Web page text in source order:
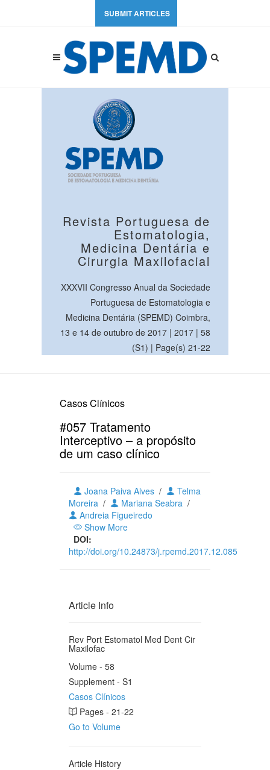
SUBMIT ARTICLES
Revista Portuguesa de
Estomatologia,
Medicina Dentária e
Cirurgia Maxilofacial
XXXVII Congresso Anual da Sociedade
Portuguesa de Estomatologia e
Medicina Dentária (SPEMD) Coimbra,
13 e 14 de outubro de 2017 | 2017 | 58
(S1) | Page(s) 21-22
Casos Clínicos
#057 Tratamento
Interceptivo – a propósito
de um caso clínico
Joana Paiva Alves /
Telma
Moreira / Mariana Seabra /
Andreia Figueiredo
Show More
DOI:
http://doi.org/10.24873/j.rpemd.2017.12.085
Article Info
Rev Port Estomatol Med Dent Cir
Maxilofac
Volume - 58
Supplement - S1
Casos Clínicos
Pages - 21-22
Go to Volume
Article History